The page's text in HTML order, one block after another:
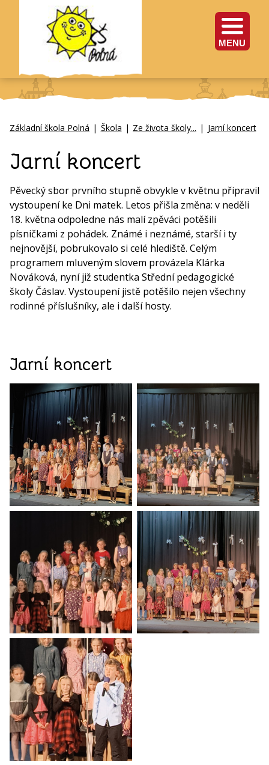
MENU
Základní škola Polná | Škola | Ze života školy... | Jarní koncert
Jarní koncert
Pěvecký sbor prvního stupně obvykle v květnu připravil
vystoupení ke Dni matek. Letos přišla změna: v neděli
18. května odpoledne nás malí zpěváci potěšili
písničkami z pohádek. Známé i neznámé, starší i ty
nejnovější, pobrukovalo si celé hlediště. Celým
programem mluveným slovem provázela Klárka
Nováková, nyní již studentka Střední pedagogické
školy Čáslav. Vystoupení jistě potěšilo nejen všechny
rodinné příslušníky, ale i další hosty.
Jarní koncert